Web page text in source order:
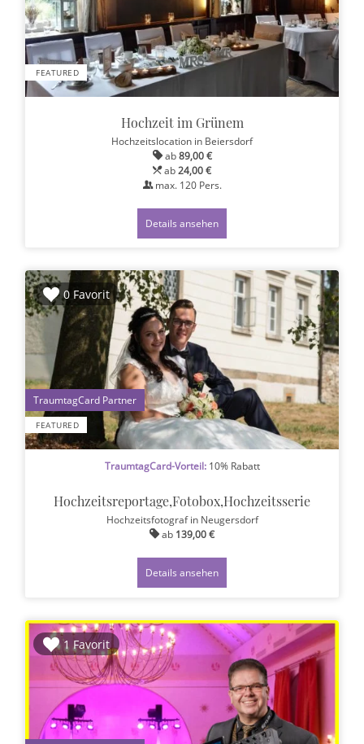
FEATURED
Hochzeit im Grünem
Hochzeitslocation in Beiersdorf
ab89,00 €
ab24,00 €
max. 120Pers.
Details ansehen
0 Favorit
FEATURED
1
TraumtagCard-Vorteil:10% Rabatt
Hochzeitsreportage,Fotobox,Hochzeitsserie
Hochzeitsfotografin Neugersdorf
ab 139,00 €
Details ansehen
1 Favorit